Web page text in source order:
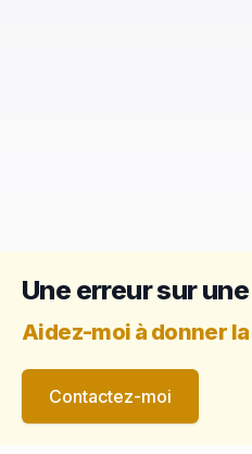
Une erreur sur
Aidez-moi à donner
Contactez-moi